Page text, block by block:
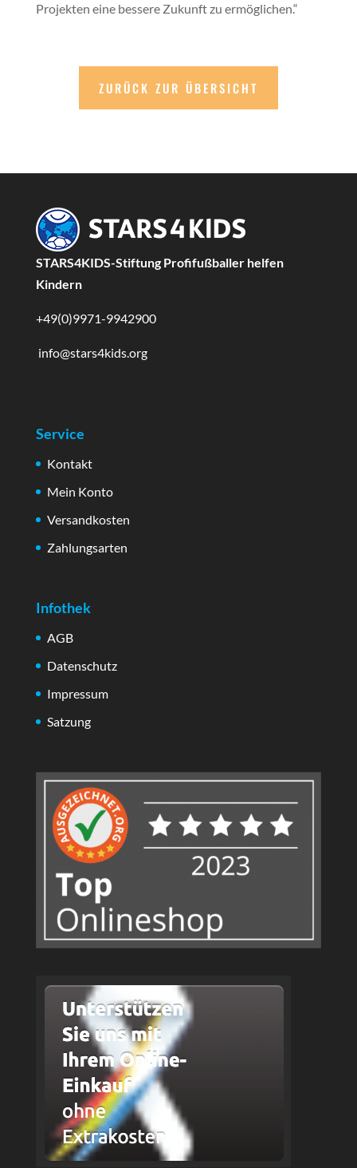
Projekten eine bessere Zukunft zu ermöglichen.“
ZURÜCK ZUR ÜBERSICHT
STARS4KIDS-Stiftung Profifußballer helfen
Kindern
+49(0)9971-9942900
info@stars4kids.org
Service
Kontakt
Mein Konto
Versandkosten
Zahlungsarten
Infothek
AGB
Datenschutz
Impressum
Satzung